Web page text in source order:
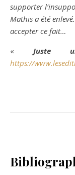
supporter
Mathis a été
accepter ce fait…
«Juste
https://